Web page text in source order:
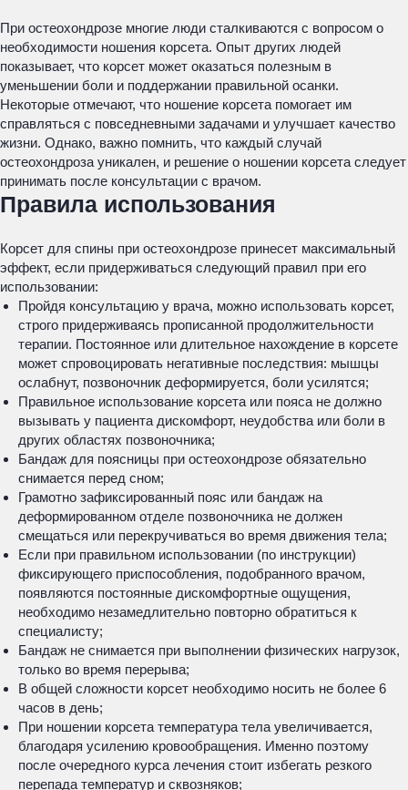
При остеохондрозе многие люди сталкиваются с вопросом о
необходимости ношения корсета. Опыт других людей
показывает, что корсет может оказаться полезным в
уменьшении боли и поддержании правильной осанки.
Некоторые отмечают, что ношение корсета помогает им
справляться с повседневными задачами и улучшает качество
жизни. Однако, важно помнить, что каждый случай
остеохондроза уникален, и решение о ношении корсета следует
принимать после консультации с врачом.
Правила использования
Корсет для спины при остеохондрозе принесет максимальный
эффект, если придерживаться следующий правил при его
использовании:
Пройдя консультацию у врача, можно использовать корсет,
строго придерживаясь прописанной продолжительности
терапии. Постоянное или длительное нахождение в корсете
может спровоцировать негативные последствия: мышцы
ослабнут, позвоночник деформируется, боли усилятся;
Правильное использование корсета или пояса не должно
вызывать у пациента дискомфорт, неудобства или боли в
других областях позвоночника;
Бандаж для поясницы при остеохондрозе обязательно
снимается перед сном;
Грамотно зафиксированный пояс или бандаж на
деформированном отделе позвоночника не должен
смещаться или перекручиваться во время движения тела;
Если при правильном использовании (по инструкции)
фиксирующего приспособления, подобранного врачом,
появляются постоянные дискомфортные ощущения,
необходимо незамедлительно повторно обратиться к
специалисту;
Бандаж не снимается при выполнении физических нагрузок,
только во время перерыва;
В общей сложности корсет необходимо носить не более 6
часов в день;
При ношении корсета температура тела увеличивается,
благодаря усилению кровообращения. Именно поэтому
после очередного курса лечения стоит избегать резкого
перепада температур и сквозняков;